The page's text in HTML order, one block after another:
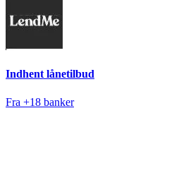
Indhent lånetilbud
Fra +18 banker